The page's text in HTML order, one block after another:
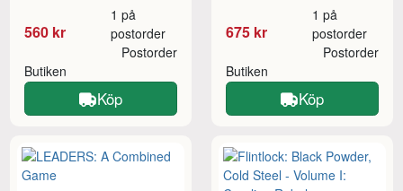
560 kr
1 på
postorder
Butiken
Postorder
Köp
675 kr
1 på
postorder
Butiken
Postorder
Köp